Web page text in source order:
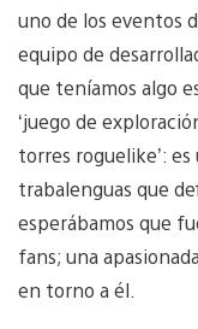
uno de los eventos
equipo de
que teníamos algo
‘juego de
torres roguelike’:
trabalenguas que
esperábamos que
fans; una
en torno a él.